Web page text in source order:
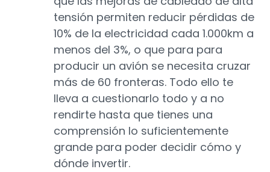
tensión permiten reducir pérdidas de
10% de la electricidad cada 1.000km a
menos del 3%, o que para para
producir un avión se necesita cruzar
más de 60 fronteras. Todo ello te
lleva a cuestionarlo todo y a no
rendirte hasta que tienes una
comprensión lo suficientemente
grande para poder decidir cómo y
dónde invertir.